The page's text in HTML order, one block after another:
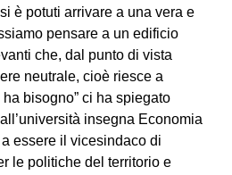
è potuti arrivare a una vera e
pensare a un edificio
che, dal punto di vista
neutrale, cioè riesce a
bisogno” ci ha spiegato
insegna Economia
essere il vicesindaco di
le politiche del territorio e